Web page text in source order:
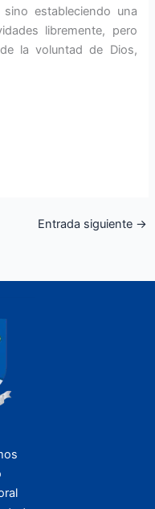
estableciendo una
libremente, pero
la voluntad de Dios,
Entrada siguiente →